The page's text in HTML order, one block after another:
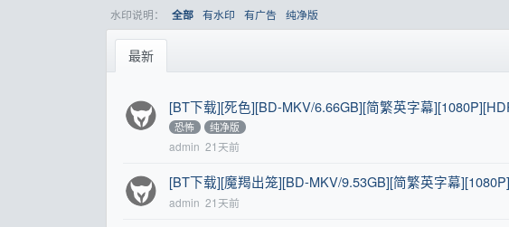
水印说明：
全部 有水印 有广告 纯净版
最新
[BT下载][死色][BD-MKV/6.66GB][简繁英字幕
恐怖
纯净版
admin 21天前
[BT下载][魔羯出笼][BD-MKV/9.53GB][简繁英字幕
admin 21天前